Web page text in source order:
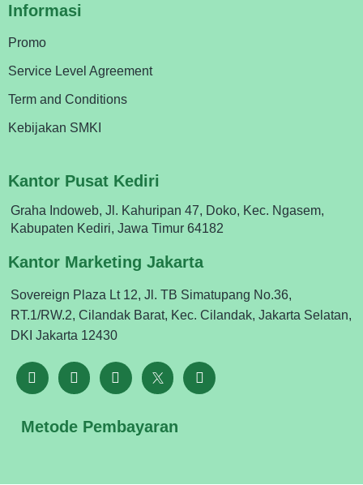
Informasi
Promo
Service Level Agreement
Term and Conditions
Kebijakan SMKI
Kantor Pusat Kediri
Graha Indoweb, Jl. Kahuripan 47, Doko, Kec. Ngasem,
Kabupaten Kediri, Jawa Timur 64182
Kantor Marketing Jakarta
Sovereign Plaza Lt 12, Jl. TB Simatupang No.36,
RT.1/RW.2, Cilandak Barat, Kec. Cilandak, Jakarta Selatan,
DKI Jakarta 12430
Metode Pembayaran